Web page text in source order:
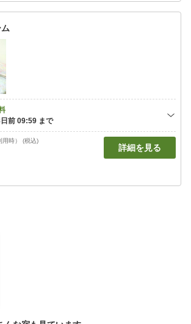
用時） (税込)
詳細を見る